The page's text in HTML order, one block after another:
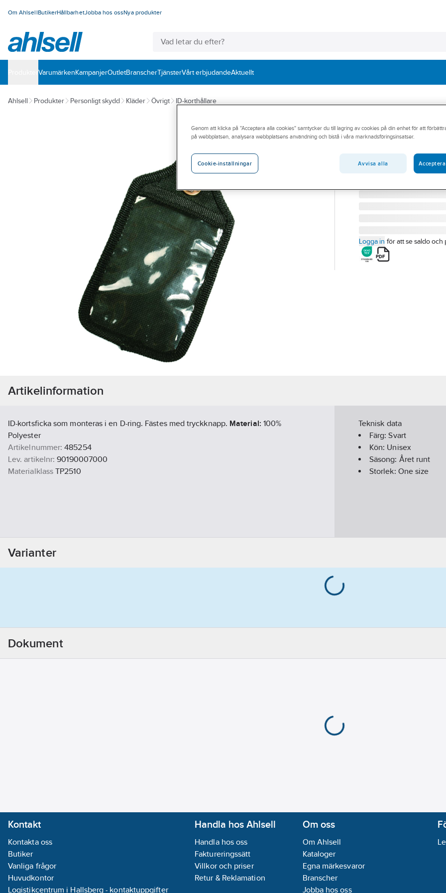
Om AhlsellButikerHållbarhetJobba hos ossNya produkter
VarumärkenKampanjerOutletBranscherTjänsterVårt erbjudandeAktuellt
Ahlsell Produkter Personligt skydd Kläder Övrigt ID-korthållare
TRANEMO WORKWEAR
ID-kortficka
ID-KORTSFICKA
Artikelnummer:
485254
Logga in för att se saldo och
Artikelinformation
ID-kortsficka som monteras i en D-ring. Fästes med tryckknapp. Material: 100%
Polyester
Artikelnummer: 485254
Lev. artikelnr: 90190007000
Materialklass TP2510
Teknisk data
Färg:Svart
Kön: Unisex
Säsong: Året runt
Storlek: One size
Varianter
Dokument
Kontakt
Kontakta oss
Butiker
Vanliga frågor
Huvudkontor
Logistikcentrum i Hallsberg - kontaktuppgifter
Handla hos Ahlsell
Handla hos oss
Faktureringssätt
Villkor och priser
Retur & Reklamation
Om oss
Om Ahlsell
Kataloger
Egna märkesvaror
Branscher
Jobba hos oss
Genom att klicka på "Acceptera alla cookies" samtycker du till lagring av cookies på din enhet för att
på webbplatsen, analysera webbplatsens användning och bistå i våra marknadsföringsinsatser.
Cookie-inställningar Avvisa alla